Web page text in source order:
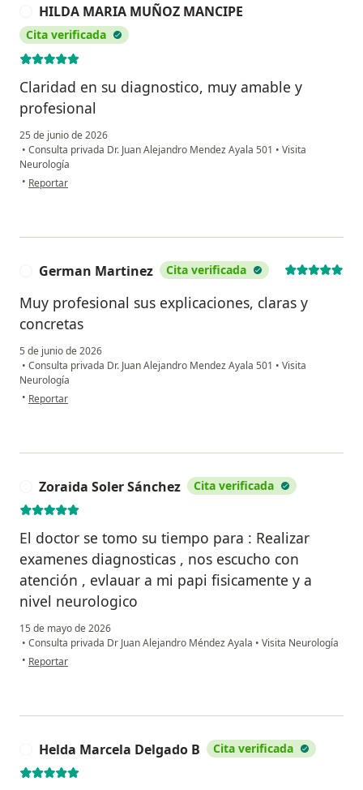
HILDA MARIA MUÑOZ MANCIPE
Cita verificada
Claridad en su diagnostico, muy amable y
profesional
25 de junio de 2026
• Consulta privada Dr. Juan Alejandro Mendez Ayala 501 • Visita
Neurología
• en opinión del usuario HILDA MARIA MUÑOZ MANCIPE
Reportar
German Martinez Cita verificada
Muy profesional sus explicaciones, claras y
concretas
5 de junio de 2026
• Consulta privada Dr. Juan Alejandro Mendez Ayala 501 • Visita
Neurología
• en opinión del usuario German Martinez
Reportar
Zoraida Soler Sánchez Cita verificada
El doctor se tomo su tiempo para : Realizar
examenes diagnosticas , nos escucho con
atención , evlauar a mi papi fisicamente y a
nivel neurologico
15 de mayo de 2026
• Consulta privada Dr Juan Alejandro Méndez Ayala • Visita Neurología
• en opinión del usuario Zoraida Soler Sánchez
Reportar
Helda Marcela Delgado B Cita verificada